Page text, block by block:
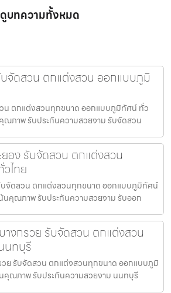
ดูบทความทั้งหมด
จัดสวน ตกแต่งสวน ออกแบบภูมิ
น ตกแต่งสวนทุกขนาด ออกแบบภูมิทัศน์ ทั่ว
คุณภาพ รับประกันความสวยงาม รับจัดสวน
อง รับจัดสวน ตกแต่งสวน
ไทย
บจัดสวน ตกแต่งสวนทุกขนาด ออกแบบภูมิทัศน์
น้นคุณภาพ รับประกันความสวยงาม รับออก
างกรวย รับจัดสวน ตกแต่งสวน
นทบุรี
ย รับจัดสวน ตกแต่งสวนทุกขนาด ออกแบบภูมิ
คุณภาพ รับประกันความสวยงาม นนทบุรี